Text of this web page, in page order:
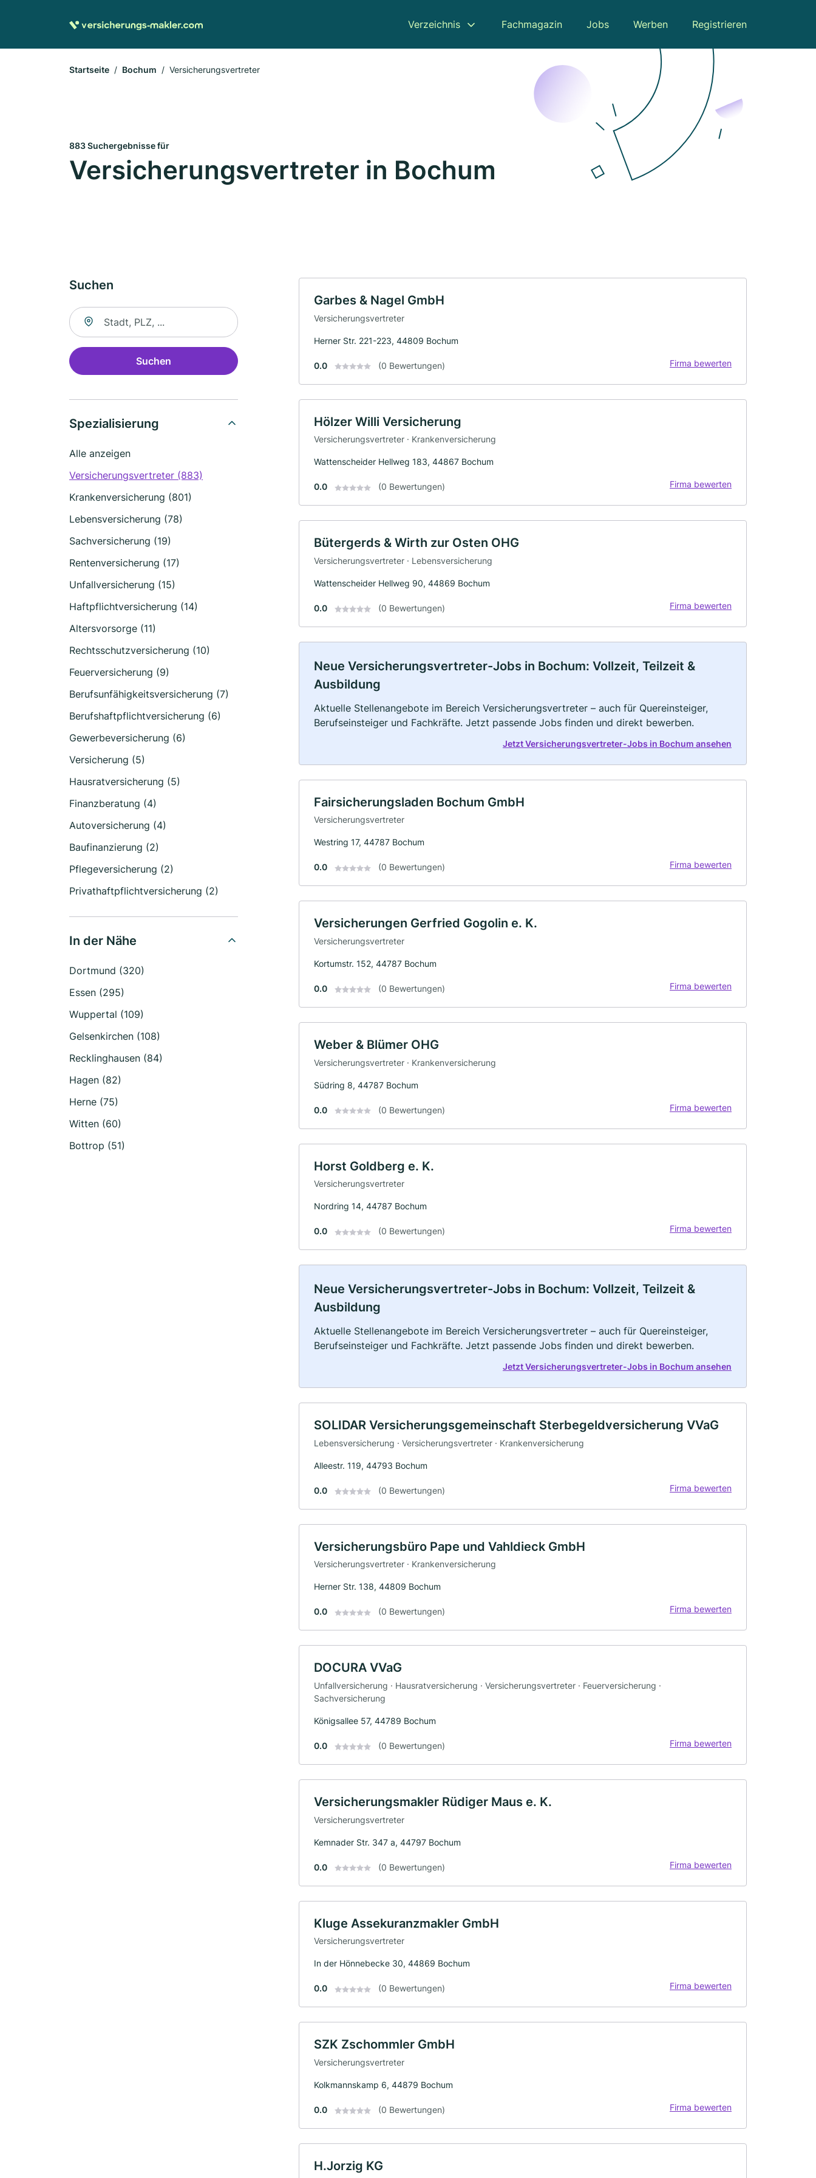
Verzeichnis Fachmagazin Jobs Werben Registrieren
Startseite Bochum Versicherungsvertreter
883 Suchergebnisse für
Versicherungsvertreter in Bochum
Suchen
Suche nach Ort
Suchen
Spezialisierung
Alle anzeigen
Versicherungsvertreter (883)
Krankenversicherung (801)
Lebensversicherung (78)
Sachversicherung (19)
Rentenversicherung (17)
Unfallversicherung (15)
Haftpflichtversicherung (14)
Altersvorsorge (11)
Rechtsschutzversicherung (10)
Feuerversicherung (9)
Berufsunfähigkeitsversicherung (7)
Berufshaftpflichtversicherung (6)
Gewerbeversicherung (6)
Versicherung (5)
Hausratversicherung (5)
Finanzberatung (4)
Autoversicherung (4)
Baufinanzierung (2)
Pflegeversicherung (2)
Privathaftpflichtversicherung (2)
In der Nähe
Dortmund (320)
Essen (295)
Wuppertal (109)
Gelsenkirchen (108)
Recklinghausen (84)
Hagen (82)
Herne (75)
Witten (60)
Bottrop (51)
Garbes & Nagel GmbH
Versicherungsvertreter
Herner Str. 221-223, 44809 Bochum
0.0 (0 Bewertungen) Firma bewerten
Hölzer Willi Versicherung
Versicherungsvertreter · Krankenversicherung
Wattenscheider Hellweg 183, 44867 Bochum
0.0 (0 Bewertungen) Firma bewerten
Bütergerds & Wirth zur Osten OHG
Versicherungsvertreter · Lebensversicherung
Wattenscheider Hellweg 90, 44869 Bochum
0.0 (0 Bewertungen) Firma bewerten
Neue Versicherungsvertreter-Jobs in Bochum: Vollzeit, Teilzeit &
Ausbildung
Aktuelle Stellenangebote im Bereich Versicherungsvertreter – auch für Quereinsteiger,
Berufseinsteiger und Fachkräfte. Jetzt passende Jobs finden und direkt bewerben.
Jetzt Versicherungsvertreter-Jobs in Bochum ansehen
Fairsicherungsladen Bochum GmbH
Versicherungsvertreter
Westring 17, 44787 Bochum
0.0 (0 Bewertungen) Firma bewerten
Versicherungen Gerfried Gogolin e. K.
Versicherungsvertreter
Kortumstr. 152, 44787 Bochum
0.0 (0 Bewertungen) Firma bewerten
Weber & Blümer OHG
Versicherungsvertreter · Krankenversicherung
Südring 8, 44787 Bochum
0.0 (0 Bewertungen) Firma bewerten
Horst Goldberg e. K.
Versicherungsvertreter
Nordring 14, 44787 Bochum
0.0 (0 Bewertungen) Firma bewerten
Neue Versicherungsvertreter-Jobs in Bochum: Vollzeit, Teilzeit &
Ausbildung
Aktuelle Stellenangebote im Bereich Versicherungsvertreter – auch für Quereinsteiger,
Berufseinsteiger und Fachkräfte. Jetzt passende Jobs finden und direkt bewerben.
Jetzt Versicherungsvertreter-Jobs in Bochum ansehen
SOLIDAR Versicherungsgemeinschaft Sterbegeldversicherung VVaG
Lebensversicherung · Versicherungsvertreter · Krankenversicherung
Alleestr. 119, 44793 Bochum
0.0 (0 Bewertungen) Firma bewerten
Versicherungsbüro Pape und Vahldieck GmbH
Versicherungsvertreter · Krankenversicherung
Herner Str. 138, 44809 Bochum
0.0 (0 Bewertungen) Firma bewerten
DOCURA VVaG
Unfallversicherung · Hausratversicherung · Versicherungsvertreter · Feuerversicherung ·
Sachversicherung
Königsallee 57, 44789 Bochum
0.0 (0 Bewertungen) Firma bewerten
Versicherungsmakler Rüdiger Maus e. K.
Versicherungsvertreter
Kemnader Str. 347 a, 44797 Bochum
0.0 (0 Bewertungen) Firma bewerten
Kluge Assekuranzmakler GmbH
Versicherungsvertreter
In der Hönnebecke 30, 44869 Bochum
0.0 (0 Bewertungen) Firma bewerten
SZK Zschommler GmbH
Versicherungsvertreter
Kolkmannskamp 6, 44879 Bochum
0.0 (0 Bewertungen) Firma bewerten
H.Jorzig KG